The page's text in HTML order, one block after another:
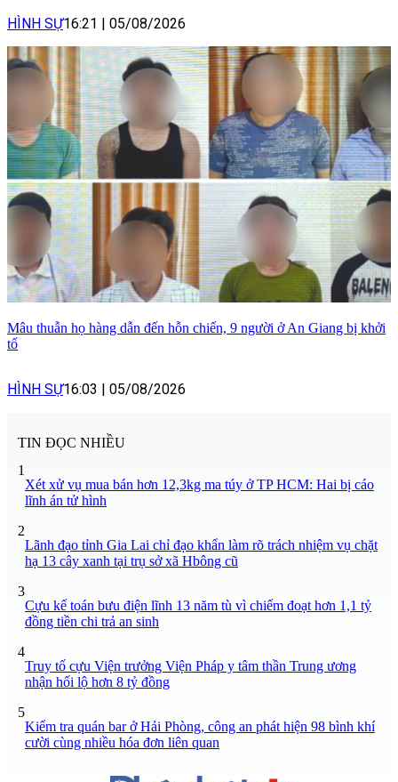
HÌNH SỰ16:21 | 05/08/2026
Mâu thuẫn họ hàng dẫn đến hỗn chiến, 9 người ở An Giang bị khởi
tố
HÌNH SỰ16:03 | 05/08/2026
TIN ĐỌC NHIỀU
1
Xét xử vụ mua bán hơn 12,3kg ma túy ở TP HCM: Hai bị cáo
lĩnh án tử hình
2
Lãnh đạo tỉnh Gia Lai chỉ đạo khẩn làm rõ trách nhiệm vụ chặt
hạ 13 cây xanh tại trụ sở xã Hbông cũ
3
Cựu kế toán bưu điện lĩnh 13 năm tù vì chiếm đoạt hơn 1,1 tỷ
đồng tiền chi trả an sinh
4
Truy tố cựu Viện trưởng Viện Pháp y tâm thần Trung ương
nhận hối lộ hơn 8 tỷ đồng
5
Kiểm tra quán bar ở Hải Phòng, công an phát hiện 98 bình khí
cười cùng nhiều hóa đơn liên quan